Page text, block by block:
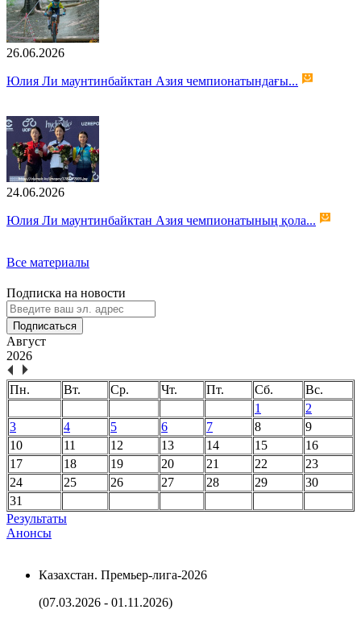
26.06.2026
Юлия Ли маунтинбайктан Азия чемпионатындағы...
24.06.2026
Юлия Ли маунтинбайктан Азия чемпионатының қола...
Все материалы
Подписка на новости
Подписаться
Август
2026
Пн. Вт. Ср. Чт. Пт. Сб.
Вс.
1
2
3
4 5 6 7 8
9
10
11 12 13 14 15
16
17
18 19 20 21 22
23
24
25 26 27 28 29
30
31
Результаты
Анонсы
Казахстан. Премьер-лига-2026
(07.03.2026 - 01.11.2026)